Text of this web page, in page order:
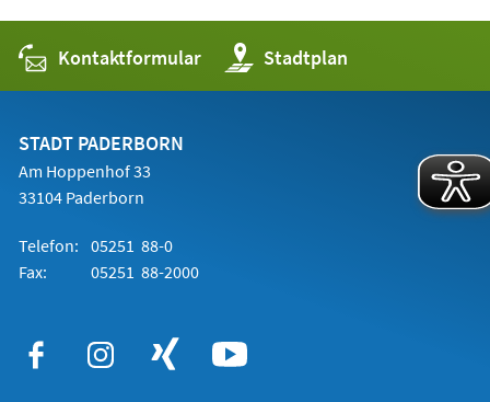
Kontaktformular Stadtplan
(Öffnet
in
einem
STADT PADERBORN
Am Hoppenhof 33
33104 Paderborn
Telefon: 05251 88-0
Fax:
05251 88-2000